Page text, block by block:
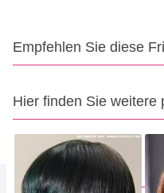
Empfehlen Sie diese
Hier finden Sie weitere